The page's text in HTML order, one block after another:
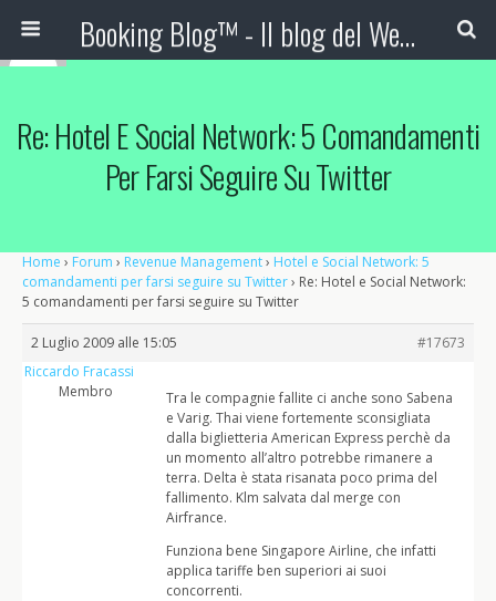
Booking Blog™ - Il blog del Web Marketing Turistico
Re: Hotel E Social Network: 5 Comandamenti
Per Farsi Seguire Su Twitter
Home › Forum › Revenue Management› Hotel e Social Network: 5
comandamenti per farsi seguire su Twitter› Re: Hotel e Social Network:
5 comandamenti per farsi seguire su Twitter
2 Luglio 2009 alle 15:05
#17673
Riccardo Fracassi
Membro
Tra le compagnie fallite ci anche sono Sabena
e Varig. Thai viene fortemente sconsigliata
dalla biglietteria American Express perchè da
un momento all’altro potrebbe rimanere a
terra. Delta è stata risanata poco prima del
fallimento. Klm salvata dal merge con
Airfrance.
Funziona bene Singapore Airline, che infatti
applica tariffe ben superiori ai suoi
concorrenti.